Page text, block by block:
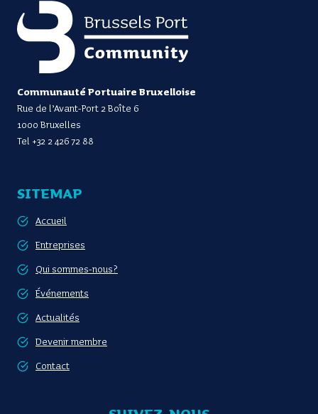
Communauté Portuaire Bruxelloise
Rue de l’Avant-Port 2 Boîte 6
1000 Bruxelles
Tel +32 2 426 72 88
SITEMAP
Accueil
Entreprises
Qui sommes-nous?
Événements
Actualités
Devenir membre
Contact